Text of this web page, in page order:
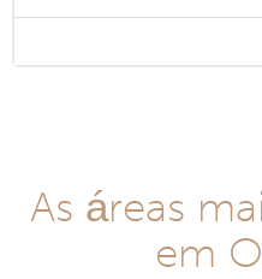
As áreas
em